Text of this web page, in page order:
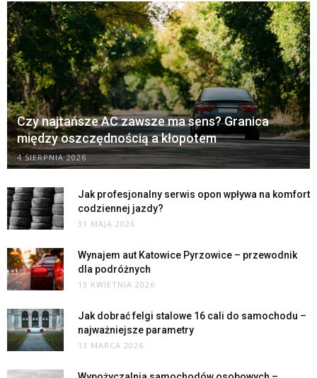
Czy najtańsze AC zawsze ma sens? Granica
między oszczędnością a kłopotem
4 SIERPNIA 2026
Jak profesjonalny serwis opon wpływa na komfort
codziennej jazdy?
31 MAJA 2026
Wynajem aut Katowice Pyrzowice – przewodnik
dla podróżnych
13 KWIETNIA 2026
Jak dobrać felgi stalowe 16 cali do samochodu –
najważniejsze parametry
13 MARCA 2026